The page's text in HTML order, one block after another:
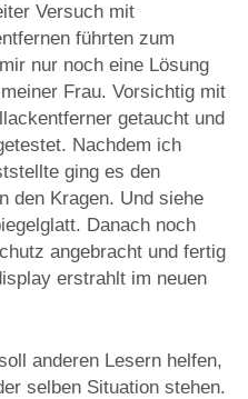
Versuch mit
führten zum
nur noch eine Lösung
Frau. Vorsichtig mit
getaucht und
Nachdem ich
ging es den
den Kragen. Und siehe
Danach noch
angebracht und fertig
erstrahlt im neuen
anderen Lesern helfen,
selben Situation stehen.